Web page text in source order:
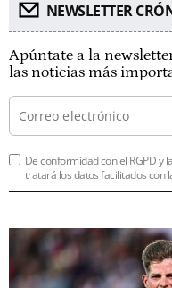
NEWSLETTER
Apúntate a la
las noticias más
De conformidad con el RGPD y
tratará los datos facilitados con